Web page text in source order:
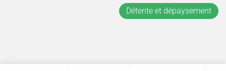
Détente et dépaysement